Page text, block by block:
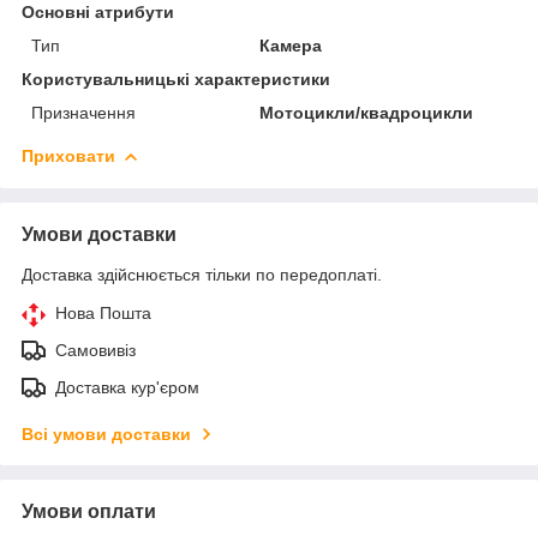
Основні атрибути
Тип
Камера
Користувальницькі характеристики
Призначення
Мотоцикли/квадроцикли
Приховати
Умови доставки
Доставка здійснюється тільки по передоплаті.
Нова Пошта
Самовивіз
Доставка кур'єром
Всі умови доставки
Умови оплати